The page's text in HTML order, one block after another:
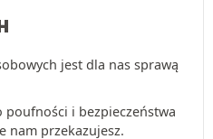
jest dla nas sprawą
poufności i bezpieczeństwa
nam przekazujesz.